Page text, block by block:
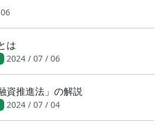
は
2024 / 07 / 06
資推進法」の解説
2024 / 07 / 04